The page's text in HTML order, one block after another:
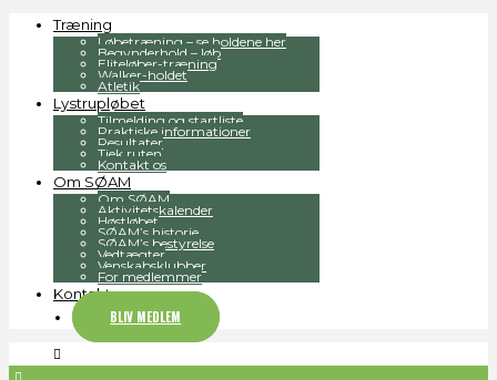
Træning
Løbetræning – se holdene her
Begynderhold – løb
Eliteløber-træning
Walker-holdet
Atletik
Lystrupløbet
Tilmelding og startliste
Praktiske informationer
Resultater
Tjek ruten
Kontakt os
Om SØAM
Om SØAM
Aktivitetskalender
Høstløbet
SØAM’s historie
SØAM’s bestyrelse
Vedtægter
Venskabsklubber
For medlemmer
Kontakt
BLIV MEDLEM